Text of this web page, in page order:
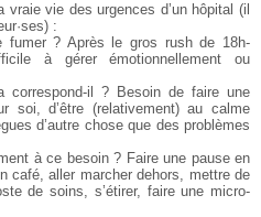
vie des urgences d’un hôpital (il
:
fumer ? Après le gros rush de 18h-
à gérer émotionnellement ou
correspond-il ? Besoin de faire une
soi, d’être (relativement) au calme
d’autre chose que des problèmes
à ce besoin ? Faire une pause en
café, aller marcher dehors, mettre de
de soins, s’étirer, faire une micro-